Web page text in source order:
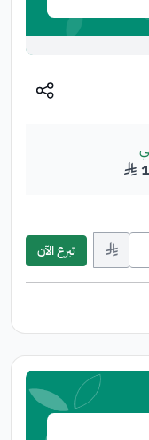
﷼
﷼ تبرع الآن